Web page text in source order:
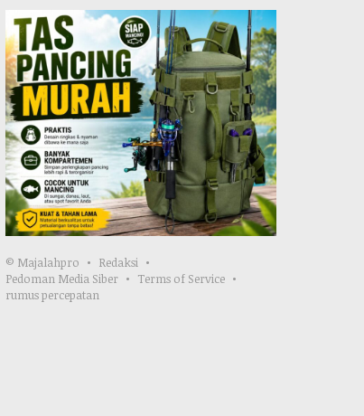
© Majalahpro
Redaksi
Pedoman Media Siber
Terms of Service
rumus percepatan